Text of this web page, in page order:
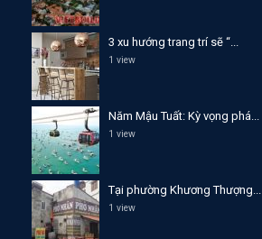
3 xu hướng trang trí sẽ “...
1 view
Năm Mậu Tuất: Kỳ vọng phá...
1 view
Tại phường Khương Thượng...
1 view